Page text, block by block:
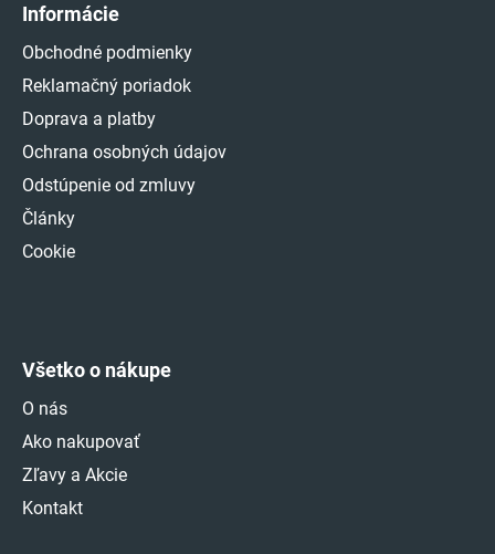
Informácie
Obchodné podmienky
Reklamačný poriadok
Doprava a platby
Ochrana osobných údajov
Odstúpenie od zmluvy
Články
Cookie
Všetko o nákupe
O nás
Ako nakupovať
Zľavy a Akcie
Kontakt